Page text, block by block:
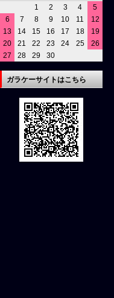
1 2 3 4
5
6
7 8 9 10 11
12
13
14 15 16 17 18
19
20
21 22 23 24 25
26
27
28 29 30
ガラケーサイトはこちら